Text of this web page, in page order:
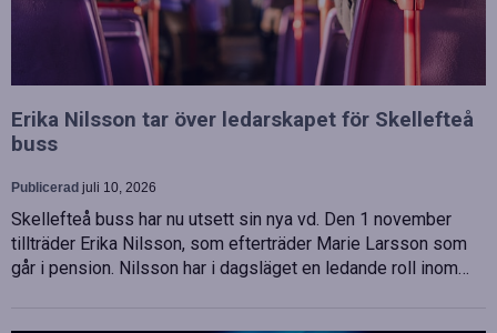
Erika Nilsson tar över ledarskapet för Skellefteå
buss
Publicerad juli 10, 2026
Skellefteå buss har nu utsett sin nya vd. Den 1 november
tillträder Erika Nilsson, som efterträder Marie Larsson som
går i pension. Nilsson har i dagsläget en ledande roll inom…